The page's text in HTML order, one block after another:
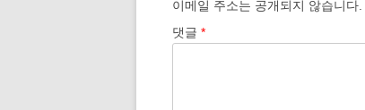
이메일 주소는 공개되지 않습니다.
댓글 *